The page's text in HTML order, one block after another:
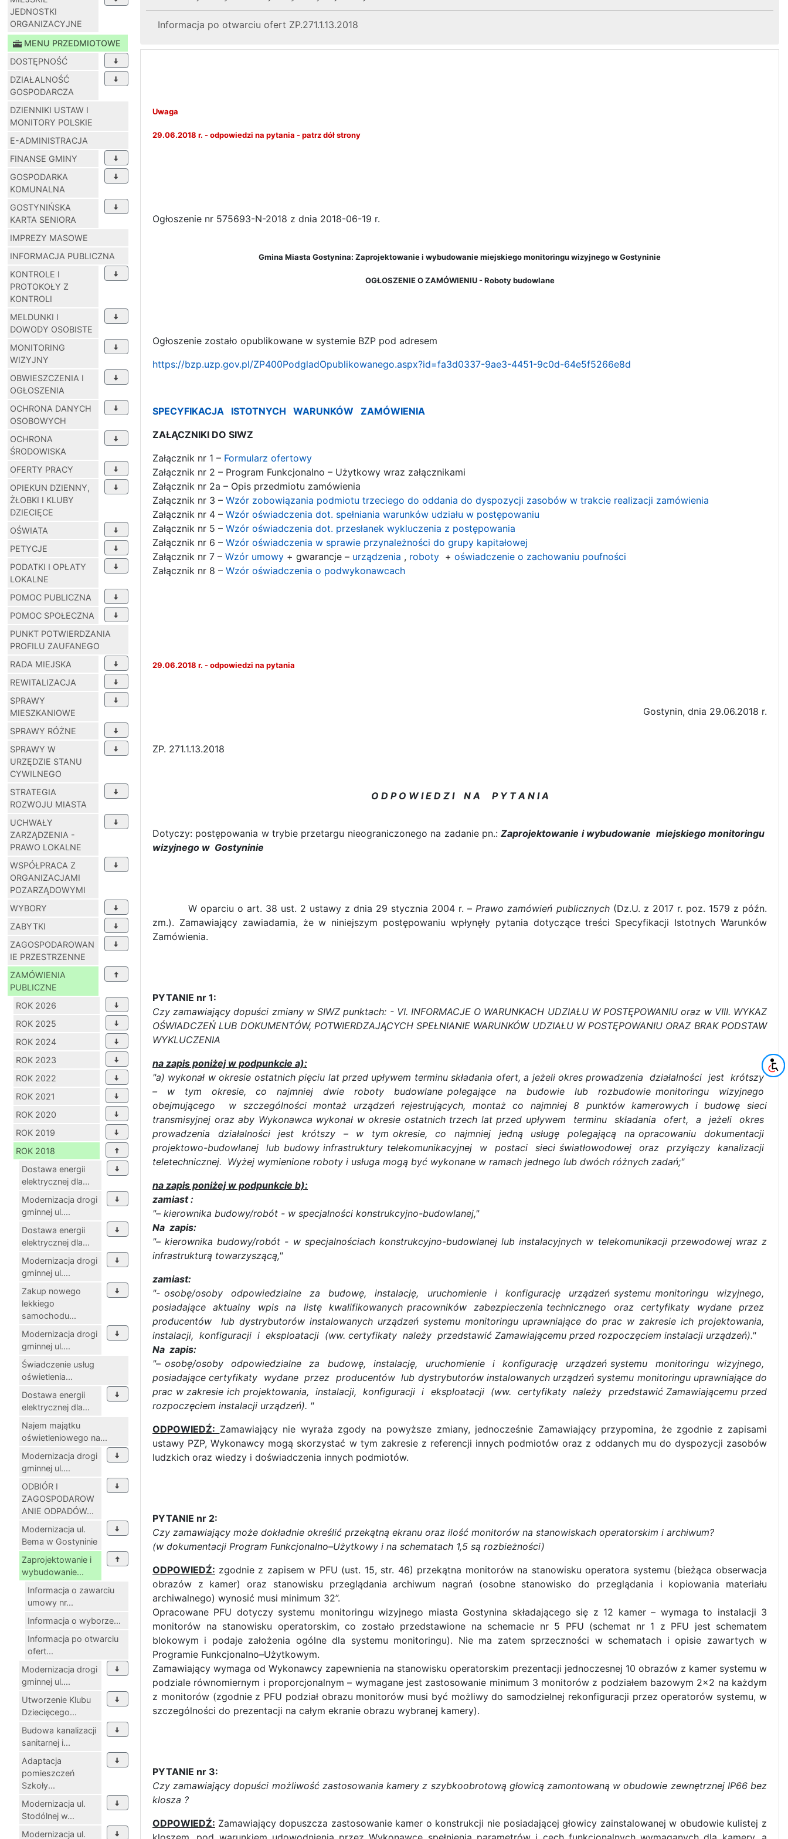
JEDNOSTKI
ORGANIZACYJNE
MENU PRZEDMIOTOWE
DOSTĘPNOŚĆ
DZIAŁALNOŚĆ
GOSPODARCZA
DZIENNIKI USTAW I
MONITORY POLSKIE
E-ADMINISTRACJA
FINANSE GMINY
GOSPODARKA
KOMUNALNA
GOSTYNIŃSKA
KARTA SENIORA
IMPREZY MASOWE
INFORMACJA PUBLICZNA
KONTROLE I
PROTOKOŁY Z
KONTROLI
MELDUNKI I
DOWODY OSOBISTE
MONITORING
WIZYJNY
OBWIESZCZENIA I
OGŁOSZENIA
OCHRONA DANYCH
OSOBOWYCH
OCHRONA
ŚRODOWISKA
OFERTY PRACY
OPIEKUN DZIENNY,
ŻŁOBKI I KLUBY
DZIECIĘCE
OŚWIATA
PETYCJE
PODATKI I OPŁATY
LOKALNE
POMOC PUBLICZNA
POMOC SPOŁECZNA
PUNKT POTWIERDZANIA
PROFILU ZAUFANEGO
RADA MIEJSKA
REWITALIZACJA
SPRAWY
MIESZKANIOWE
SPRAWY RÓŻNE
SPRAWY W
URZĘDZIE STANU
CYWILNEGO
STRATEGIA
ROZWOJU MIASTA
UCHWAŁY
ZARZĄDZENIA -
PRAWO LOKALNE
WSPÓŁPRACA Z
ORGANIZACJAMI
POZARZĄDOWYMI
WYBORY
ZABYTKI
ZAGOSPODAROWAN
IE PRZESTRZENNE
ZAMÓWIENIA
PUBLICZNE
ROK 2026
ROK 2025
ROK 2024
ROK 2023
ROK 2022
ROK 2021
ROK 2020
ROK 2019
ROK 2018
Dostawa energii
elektrycznej dla...
Modernizacja drogi
gminnej ul....
Dostawa energii
elektrycznej dla...
Modernizacja drogi
gminnej ul....
Zakup nowego
lekkiego
samochodu...
Modernizacja drogi
gminnej ul....
Świadczenie usług
oświetlenia...
Dostawa energii
elektrycznej dla...
Najem majątku
oświetleniowego na...
Modernizacja drogi
gminnej ul....
ODBIÓR I
ZAGOSPODAROW
ANIE ODPADÓW...
Modernizacja ul.
Bema w Gostyninie
Zaprojektowanie i
wybudowanie...
Informacja o zawarciu
umowy nr...
Informacja o wyborze...
Informacja po otwarciu
ofert...
Modernizacja drogi
gminnej ul....
Utworzenie Klubu
Dziecięcego...
Budowa kanalizacji
sanitarnej i...
Adaptacja
pomieszczeń
Szkoły...
Modernizacja ul.
Stodólnej w...
Modernizacja ul.
Informacja po otwarciu ofert ZP.271.1.13.2018
Uwaga
29.06.2018 r. - odpowiedzi na pytania - patrz dół strony
Ogłoszenie nr 575693-N-2018 z dnia 2018-06-19 r.
Gmina Miasta Gostynina: Zaprojektowanie i wybudowanie miejskiego monitoringu wizyjnego w Gostyninie
OGŁOSZENIE O ZAMÓWIENIU - Roboty budowlane
Ogłoszenie zostało opublikowane w systemie BZP pod adresem
https://bzp.uzp.gov.pl/ZP400PodgladOpublikowanego.aspx?id=fa3d0337-9ae3-4451-9c0d-64e5f5266e8d
SPECYFIKACJA ISTOTNYCH WARUNKÓW ZAMÓWIENIA
ZAŁĄCZNIKI DO SIWZ
Załącznik nr 1 – Formularz ofertowy
Załącznik nr 2 – Program Funkcjonalno – Użytkowy wraz załącznikami
Załącznik nr 2a – Opis przedmiotu zamówienia
Załącznik nr 3 – Wzór zobowiązania podmiotu trzeciego do oddania do dyspozycji zasobów w trakcie realizacji zamówienia
Załącznik nr 4 – Wzór oświadczenia dot. spełniania warunków udziału w postępowaniu
Załącznik nr 5 – Wzór oświadczenia dot. przesłanek wykluczenia z postępowania
Załącznik nr 6 – Wzór oświadczenia w sprawie przynależności do grupy kapitałowej
Załącznik nr 7 – Wzór umowy + gwarancje – urządzenia , roboty + oświadczenie o zachowaniu poufności
Załącznik nr 8 – Wzór oświadczenia o podwykonawcach
29.06.2018 r. - odpowiedzi na pytania
Gostynin, dnia 29.06.2018 r.
ZP. 271.1.13.2018
O D P O W I E D Z I N A P Y T A N I A
Dotyczy: postępowania w trybie przetargu nieograniczonego na zadanie pn.:Zaprojektowanie i wybudowanie miejskiego monitoringu
wizyjnego w Gostyninie
W oparciu o art. 38 ust. 2 ustawy z dnia 29 stycznia 2004 r. – Prawo zamówień publicznych(Dz.U. z 2017 r. poz. 1579 z późn.
zm.). Zamawiający zawiadamia, że w niniejszym postępowaniu wpłynęły pytania dotyczące treści Specyfikacji Istotnych Warunków
Zamówienia.
PYTANIE nr 1:
Czy zamawiający dopuści zmiany w SIWZ punktach: - VI. INFORMACJE O WARUNKACH UDZIAŁU W POSTĘPOWANIU oraz w VIII. WYKAZ
OŚWIADCZEŃ LUB DOKUMENTÓW, POTWIERDZAJĄCYCH SPEŁNIANIE WARUNKÓW UDZIAŁU W POSTĘPOWANIU ORAZ BRAK PODSTAW
WYKLUCZENIA
na zapis poniżej w podpunkcie a):
"a) wykonał w okresie ostatnich pięciu lat przed upływem terminu składania ofert, a jeżeli okres prowadzenia działalności jest krótszy
– w tym okresie, co najmniej dwie roboty budowlane polegające na budowie lub rozbudowie monitoringu wizyjnego
obejmującego w szczególności montaż urządzeń rejestrujących, montaż co najmniej 8 punktów kamerowych i budowę sieci
transmisyjnej oraz aby Wykonawca wykonał w okresie ostatnich trzech lat przed upływem terminu składania ofert, a jeżeli okres
prowadzenia działalności jest krótszy – w tym okresie, co najmniej jedną usługę polegającą na opracowaniu dokumentacji
projektowo-budowlanej lub budowy infrastruktury telekomunikacyjnej w postaci sieci światłowodowej oraz przyłączy kanalizacji
teletechnicznej. Wyżej wymienione roboty i usługa mogą być wykonane w ramach jednego lub dwóch różnych zadań;"
na zapis poniżej w podpunkcie b):
zamiast :
"– kierownika budowy/robót - w specjalności konstrukcyjno-budowlanej,"
Na zapis:
"– kierownika budowy/robót - w specjalnościach konstrukcyjno-budowlanej lub instalacyjnych w telekomunikacji przewodowej wraz z
infrastrukturą towarzyszącą,"
zamiast:
"- osobę/osoby odpowiedzialne za budowę, instalację, uruchomienie i konfigurację urządzeń systemu monitoringu wizyjnego,
posiadające aktualny wpis na listę kwalifikowanych pracowników zabezpieczenia technicznego oraz certyfikaty wydane przez
producentów lub dystrybutorów instalowanych urządzeń systemu monitoringu uprawniające do prac w zakresie ich projektowania,
instalacji, konfiguracji i eksploatacji (ww. certyfikaty należy przedstawić Zamawiającemu przed rozpoczęciem instalacji urządzeń)."
Na zapis:
"– osobę/osoby odpowiedzialne za budowę, instalację, uruchomienie i konfigurację urządzeń systemu monitoringu wizyjnego,
posiadające certyfikaty wydane przez producentów lub dystrybutorów instalowanych urządzeń systemu monitoringu uprawniające do
prac w zakresie ich projektowania, instalacji, konfiguracji i eksploatacji (ww. certyfikaty należy przedstawić Zamawiającemu przed
rozpoczęciem instalacji urządzeń). "
ODPOWIEDŹ: Zamawiający nie wyraża zgody na powyższe zmiany, jednocześnie Zamawiający przypomina, że zgodnie z zapisami
ustawy PZP, Wykonawcy mogą skorzystać w tym zakresie z referencji innych podmiotów oraz z oddanych mu do dyspozycji zasobów
ludzkich oraz wiedzy i doświadczenia innych podmiotów.
PYTANIE nr 2:
Czy zamawiający może dokładnie określić przekątną ekranu oraz ilość monitorów na stanowiskach operatorskim i archiwum?
(w dokumentacji Program Funkcjonalno–Użytkowy i na schematach 1,5 są rozbieżności)
ODPOWIEDŹ: zgodnie z zapisem w PFU (ust. 15, str. 46) przekątna monitorów na stanowisku operatora systemu (bieżąca obserwacja
obrazów z kamer) oraz stanowisku przeglądania archiwum nagrań (osobne stanowisko do przeglądania i kopiowania materiału
archiwalnego) wynosić musi minimum 32”.
Opracowane PFU dotyczy systemu monitoringu wizyjnego miasta Gostynina składającego się z 12 kamer – wymaga to instalacji 3
monitorów na stanowisku operatorskim, co zostało przedstawione na schemacie nr 5 PFU (schemat nr 1 z PFU jest schematem
blokowym i podaje założenia ogólne dla systemu monitoringu). Nie ma zatem sprzeczności w schematach i opisie zawartych w
Programie Funkcjonalno–Użytkowym.
Zamawiający wymaga od Wykonawcy zapewnienia na stanowisku operatorskim prezentacji jednoczesnej 10 obrazów z kamer systemu w
podziale równomiernym i proporcjonalnym – wymagane jest zastosowanie minimum 3 monitorów z podziałem bazowym 2x2 na każdym
z monitorów (zgodnie z PFU podział obrazu monitorów musi być możliwy do samodzielnej rekonfiguracji przez operatorów systemu, w
szczególności do prezentacji na całym ekranie obrazu wybranej kamery).
PYTANIE nr 3:
Czy zamawiający dopuści możliwość zastosowania kamery z szybkoobrotową głowicą zamontowaną w obudowie zewnętrznej IP66 bez
klosza ?
ODPOWIEDŹ: Zamawiający dopuszcza zastosowanie kamer o konstrukcji nie posiadającej głowicy zainstalowanej w obudowie kulistej z